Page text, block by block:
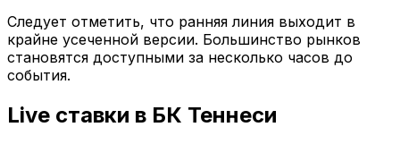
Следует отметить, что ранняя линия выходит в
крайне усеченной версии. Большинство рынков
становятся доступными за несколько часов до
события.
Live ставки в БК Теннеси